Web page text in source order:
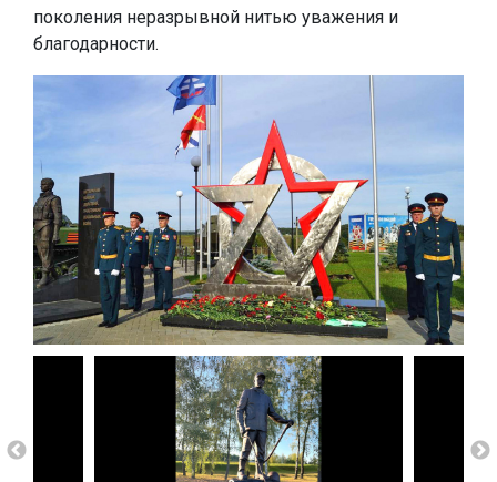
поколения неразрывной нитью уважения и
благодарности.